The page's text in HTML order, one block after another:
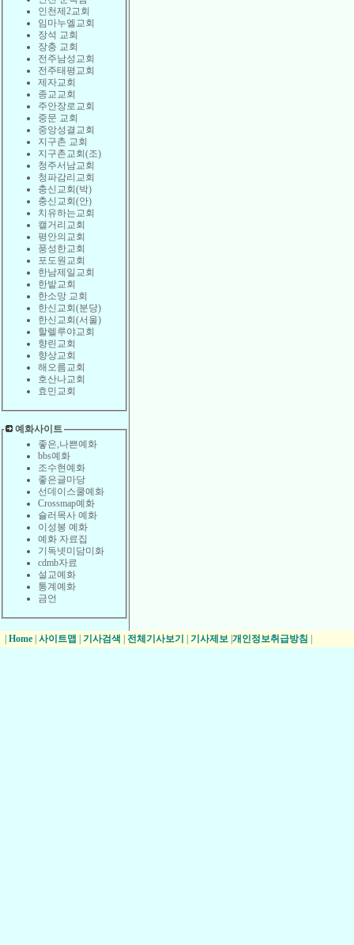
인천제2교회
임마누엘교회
장석 교회
장충 교회
전주남성교회
전주태평교회
제자교회
종교교회
주안장로교회
중문 교회
중앙성결교회
지구촌 교회
지구촌교회(조)
청주서남교회
청파감리교회
충신교회(박)
충신교회(안)
치유하는교회
캘거리교회
평안의교회
풍성한교회
포도원교회
한남제일교회
한밭교회
한소망 교회
한신교회(분당)
한신교회(서울)
할렐루야교회
향린교회
향상교회
해오름교회
호산나교회
효민교회
예화사이트
좋은,나쁜예화
bbs예화
조수현예화
좋은글마당
선데이스쿨예화
Crossmap예화
슐러목사 예화
이성봉 예화
예화 자료집
기독넷미담미화
cdmb자료
설교예화
통계예화
금언
Home 사이트맵 기사검색 전체기사보기 기사제보 개인정보취급방침